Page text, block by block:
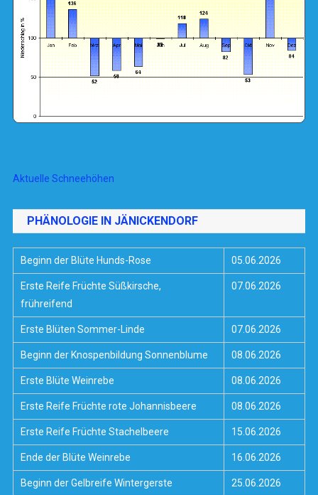
Aktuelle Schneehöhen
PHÄNOLOGIE IN JÄNICKENDORF
Beginn der Blüte Hunds-Rose 05.06.2026
Erste Reife Früchte Süßkirsche,
frühreifend
07.06.2026
Erste Blüten Sommer-Linde 07.06.2026
Beginn der Knospenbildung Sonnenblume 08.06.2026
Erste Blüte Weinrebe 08.06.2026
Erste Reife Früchte rote Johannisbeere 08.06.2026
Erste Reife Früchte Stachelbeere 15.06.2026
Ende der Blüte Weinrebe 16.06.2026
Beginn der Gelbreife Wintergerste 25.06.2026